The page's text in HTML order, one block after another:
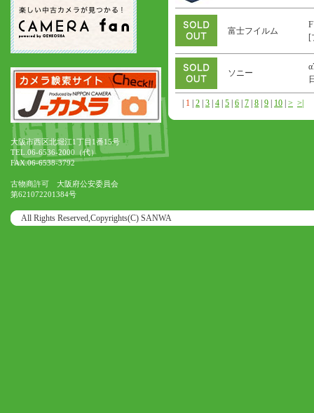
富士フイルム
[
ソニー
1 2 3 4 5 6 7 8 9 10 > >|
大阪市西区北堀江1丁目1番15号
TEL.06-6536-2000（代）
FAX.06-6538-3792
古物商許可 大阪府公安委員会
第621072201384号
All Rights Reserved,Copyrights(C) SANWA